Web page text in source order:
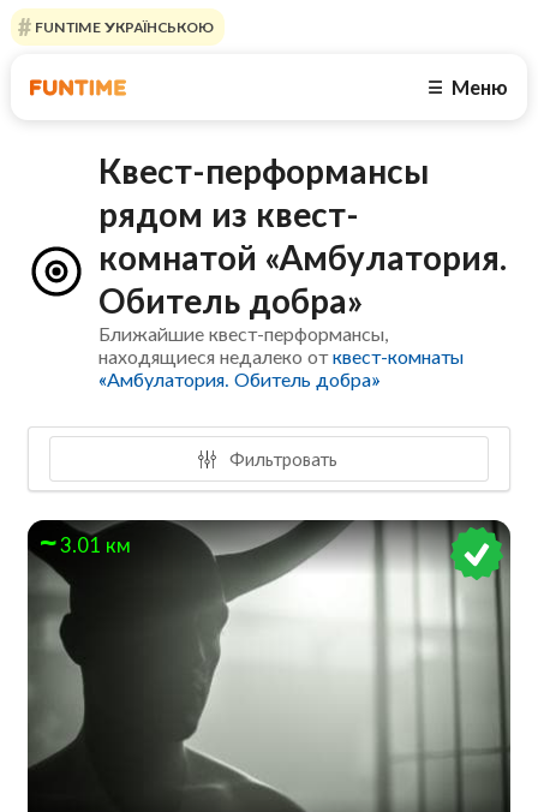
FUNTIME УКРАЇНСЬКОЮ
☰ Меню
Квест-перформансы
рядом из квест-
комнатой «Амбулатория.
Обитель добра»
Ближайшие квест-перформансы,
находящиеся недалеко отквест-комнаты
«Амбулатория. Обитель добра»
Фильтровать
3.01 км